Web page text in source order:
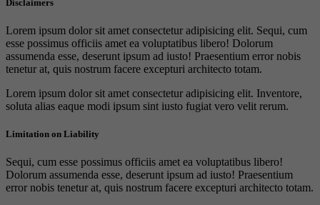
Disclaimers
Lorem ipsum dolor sit amet consectetur adipisicing elit. Sequi, cum
esse possimus officiis amet ea voluptatibus libero! Dolorum
assumenda esse, deserunt ipsum ad iusto! Praesentium error nobis
tenetur at, quis nostrum facere excepturi architecto totam.
Lorem ipsum dolor sit amet consectetur adipisicing elit. Inventore,
soluta alias eaque modi ipsum sint iusto fugiat vero velit rerum.
Limitation on Liability
Sequi, cum esse possimus officiis amet ea voluptatibus libero!
Dolorum assumenda esse, deserunt ipsum ad iusto! Praesentium
error nobis tenetur at, quis nostrum facere excepturi architecto totam.